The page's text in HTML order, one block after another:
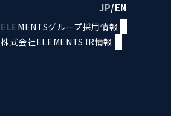
JP/EN
ELEMENTSグループ採用情報
株式会社ELEMENTS IR情報